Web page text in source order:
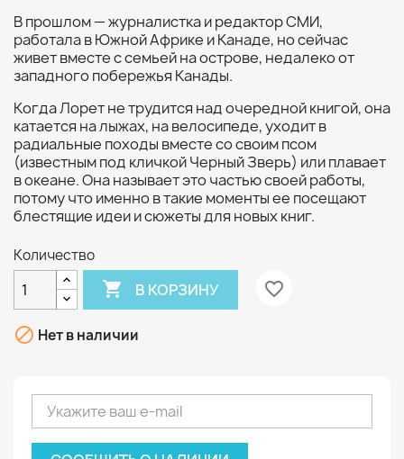
В прошлом — журналистка и редактор СМИ,
работала в Южной Африке и Канаде, но сейчас
живет вместе с семьей на острове, недалеко от
западного побережья Канады.
Когда Лорет не трудится над очередной книгой, она
катается на лыжах, на велосипеде, уходит в
радиальные походы вместе со своим псом
(известным под кличкой Черный Зверь) или плавает
в океане. Она называет это частью своей работы,
потому что именно в такие моменты ее посещают
блестящие идеи и сюжеты для новых книг.
Количество
 В КОРЗИНУ favorite_border
 Нет в наличии